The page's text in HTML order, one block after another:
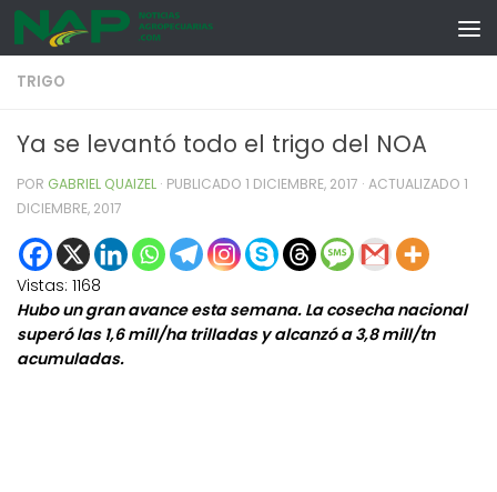
Skip to content
TRIGO
Ya se levantó todo el trigo del NOA
POR GABRIEL QUAIZEL · PUBLICADO 1 DICIEMBRE, 2017 · ACTUALIZADO 1
DICIEMBRE, 2017
Vistas: 1168
Hubo un gran avance esta semana. La cosecha nacional
superó las 1,6 mill/ha trilladas y alcanzó a 3,8 mill/tn
acumuladas.